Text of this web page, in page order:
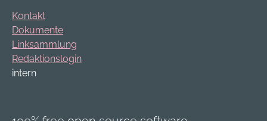
Kontakt
Dokumente
Linksammlung
Redaktionslogin
intern